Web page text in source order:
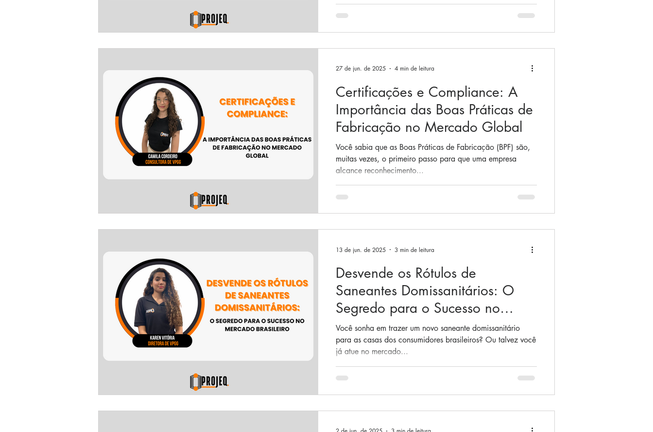
Certificações e Compliance: A
Importância das Boas Práticas de
Fabricação no Mercado Global
Você sabia que as Boas Práticas de Fabricação (BPF) são,
muitas vezes, o primeiro passo para que uma empresa
alcance reconhecimento...
27 de jun. de 2025 4 min de leitura
Desvende os Rótulos de
Saneantes Domissanitários: O
Segredo para o Sucesso no
Mercado Brasileiro
Você sonha em trazer um novo saneante domissanitário
para as casas dos consumidores brasileiros? Ou talvez você
já atue no mercado...
13 de jun. de 2025 3 min de leitura